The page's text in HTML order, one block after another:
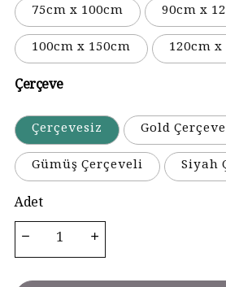
75cm x 100cm
90cm x
100cm x 150cm
120cm
Çerçeve
Çerçevesiz
Gold
Gümüş Çerçeveli
Siyah
Adet